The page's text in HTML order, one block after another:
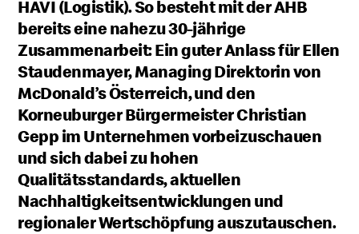
HAVI (Logistik). So besteht mit der AHB
bereits eine nahezu 30-jährige
Zusammenarbeit: Ein guter Anlass für Ellen
Staudenmayer, Managing Direktorin von
McDonald’s Österreich, und den
Korneuburger Bürgermeister Christian
Gepp im Unternehmen vorbeizuschauen
und sich dabei zu hohen
Qualitätsstandards, aktuellen
Nachhaltigkeitsentwicklungen und
regionaler Wertschöpfung auszutauschen.